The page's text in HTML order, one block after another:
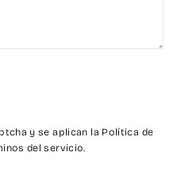
y se aplican la Política de
del servicio.